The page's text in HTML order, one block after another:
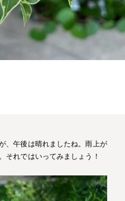
、午後は晴れましたね。雨上が
それではいってみましょう！